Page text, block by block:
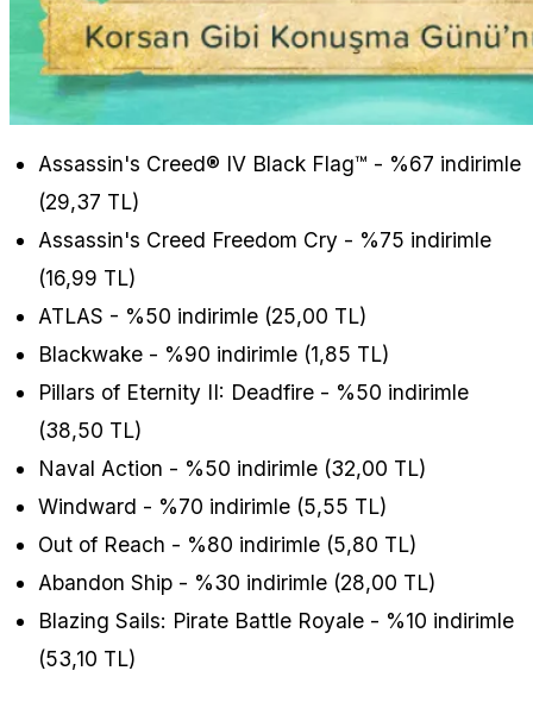
Assassin's Creed® IV Black Flag™ - %67 indirimle
(29,37 TL)
Assassin's Creed Freedom Cry - %75 indirimle
(16,99 TL)
ATLAS - %50 indirimle (25,00 TL)
Blackwake - %90 indirimle (1,85 TL)
Pillars of Eternity II: Deadfire - %50 indirimle
(38,50 TL)
Naval Action - %50 indirimle (32,00 TL)
Windward - %70 indirimle (5,55 TL)
Out of Reach - %80 indirimle (5,80 TL)
Abandon Ship - %30 indirimle (28,00 TL)
Blazing Sails: Pirate Battle Royale - %10 indirimle
(53,10 TL)